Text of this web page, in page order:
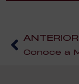
ANTERIOR